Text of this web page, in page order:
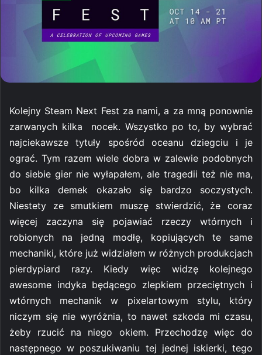
Kolejny Steam Next Fest za nami, a za mną ponownie
zarwanych kilka nocek. Wszystko po to, by wybrać
najciekawsze tytuły spośród oceanu dziegciu i je
ograć. Tym razem wiele dobra w zalewie podobnych
do siebie gier nie wyłapałem, ale tragedii też nie ma,
bo kilka demek okazało się bardzo soczystych.
Niestety ze smutkiem muszę stwierdzić, że coraz
więcej zaczyna się pojawiać rzeczy wtórnych i
robionych na jedną modłę, kopiujących te same
mechaniki, które już widziałem w różnych produkcjach
pierdypiard razy. Kiedy więc widzę kolejnego
awesome indyka będącego zlepkiem przeciętnych i
wtórnych mechanik w pixelartowym stylu, który
niczym się nie wyróżnia, to nawet szkoda mi czasu,
żeby rzucić na niego okiem. Przechodzę więc do
następnego w poszukiwaniu tej jednej iskierki, tego